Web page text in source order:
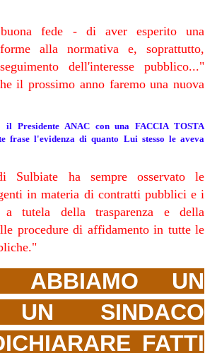
fede - di aver esperito una
alla normativa e, soprattutto,
dell'interesse pubblico..."
il prossimo anno faremo una nuova
Presidente ANAC con una FACCIA TOSTA
frase l'evidenza di quanto Lui stesso le aveva
Sulbiate ha sempre osservato le
in materia di contratti pubblici e i
tutela della trasparenza e della
procedure di affidamento in tutte le
ABBIAMO UN
UN SINDACO
FATTI